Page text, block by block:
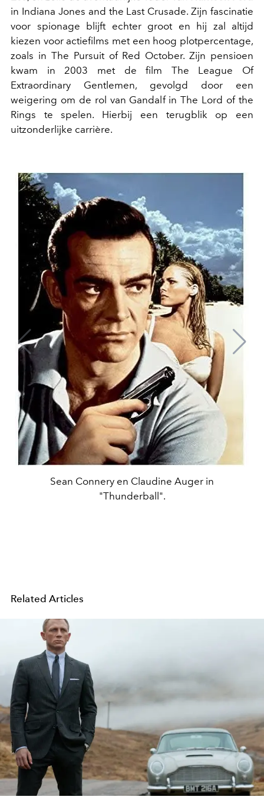
in Indiana Jones and the Last Crusade. Zijn fascinatie
voor spionage blijft echter groot en hij zal altijd
kiezen voor actiefilms met een hoog plotpercentage,
zoals in The Pursuit of Red October. Zijn pensioen
kwam in 2003 met de film The League Of
Extraordinary Gentlemen, gevolgd door een
weigering om de rol van Gandalf in The Lord of the
Rings te spelen. Hierbij een terugblik op een
uitzonderlijke carrière.
Sean Connery en Claudine Auger in
"Thunderball".
Related Articles